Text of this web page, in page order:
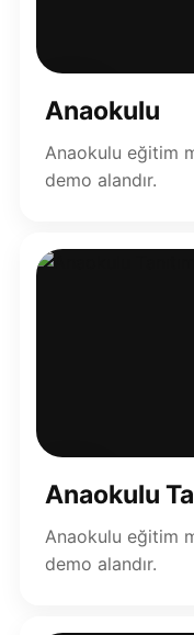
▶
Anaokulu
Anaokulu eğitim
demo alandır.
▶
Anaokulu
Anaokulu eğitim
demo alandır.